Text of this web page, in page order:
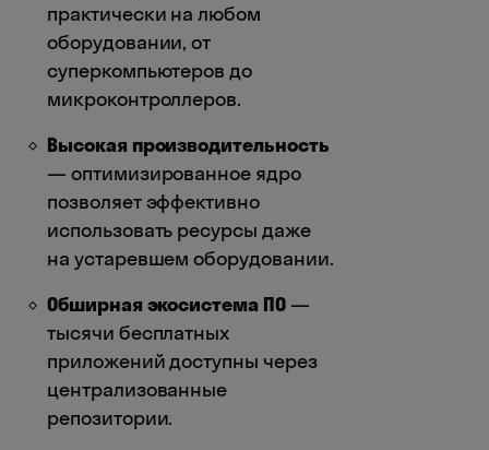
практически на любом
оборудовании, от
суперкомпьютеров до
микроконтроллеров.
Высокая производительность
— оптимизированное ядро
позволяет эффективно
использовать ресурсы даже
на устаревшем оборудовании.
Обширная экосистема ПО—
тысячи бесплатных
приложений доступны через
централизованные
репозитории.